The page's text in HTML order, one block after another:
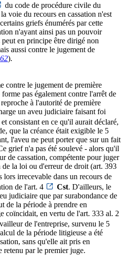
du code de procédure civile du
voie du recours en cassation n'est
griefs énumérés par cette
n'ayant ainsi pas un pouvoir
en principe être dirigé non
aussi contre le jugement de
).
contre le jugement de première
pas également contre l'arrêt de
à l'autorité de première
un aveu judiciaire faisant foi
consistant en ce qu'il aurait déclaré,
que la créance était exigible le 5
l'aveu ne peut porter que sur un fait
grief n'a pas été soulevé - alors qu'il
de cassation, compétente pour juger
la loi ou d'erreur de droit (art. 393
lors irrecevable dans un recours de
de l'art. 4
Cst. D'ailleurs, le
judiciaire que par surabondance de
de la période à prendre en
coïncidait, en vertu de l'art. 333 al. 2
de l'entreprise, survenu le 5
de la période litigieuse a été
sans qu'elle ait pris en
par le premier juge.